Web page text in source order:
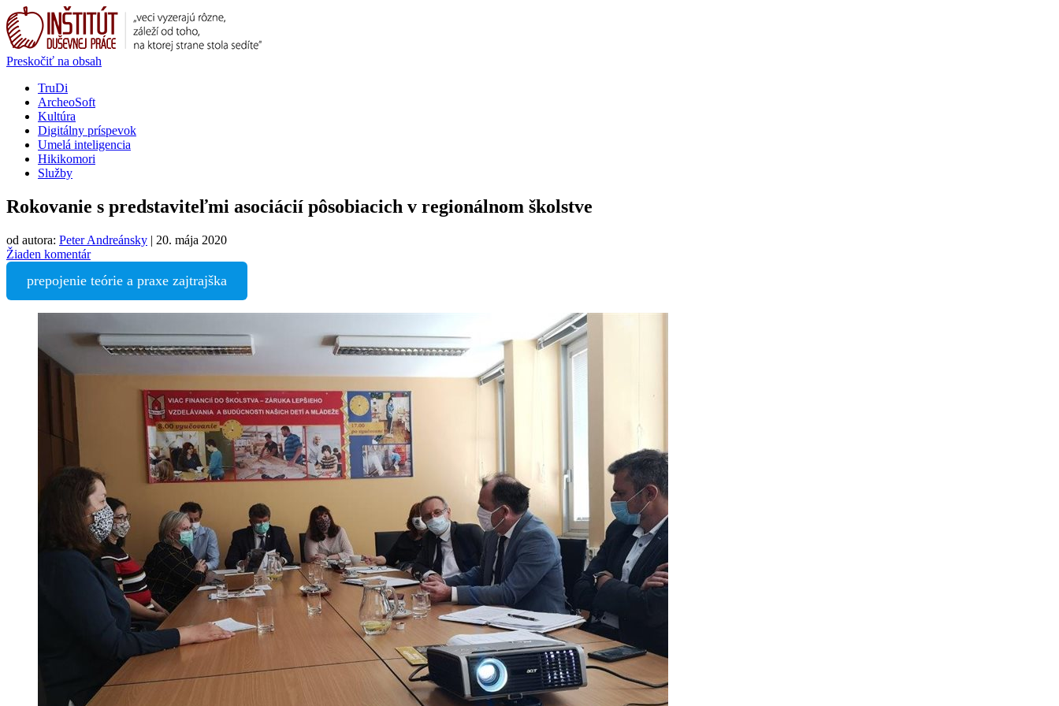
Preskočiť na obsah
TruDi
ArcheoSoft
Kultúra
Digitálny príspevok
Umelá inteligencia
Hikikomori
Služby
Rokovanie s predstaviteľmi asociácií pôsobiacich v regionálnom školstve
od autora: Peter Andreánsky | 20. mája 2020
Žiaden komentár
prepojenie teórie a praxe zajtrajška